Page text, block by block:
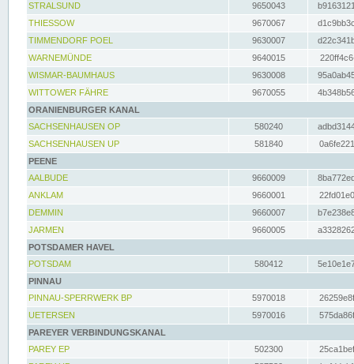
STRALSUND
9650043
THIESSOW
9670067
TIMMENDORF POEL
9630007
WARNEMÜNDE
9640015
WISMAR-BAUMHAUS
9630008
WITTOWER FÄHRE
9670055
ORANIENBURGER KANAL
SACHSENHAUSEN OP
580240
SACHSENHAUSEN UP
581840
PEENE
AALBUDE
9660009
ANKLAM
9660001
DEMMIN
9660007
JARMEN
9660005
POTSDAMER HAVEL
POTSDAM
580412
PINNAU
PINNAU-SPERRWERK BP
5970018
UETERSEN
5970016
PAREYER VERBINDUNGSKANAL
PAREY EP
502300